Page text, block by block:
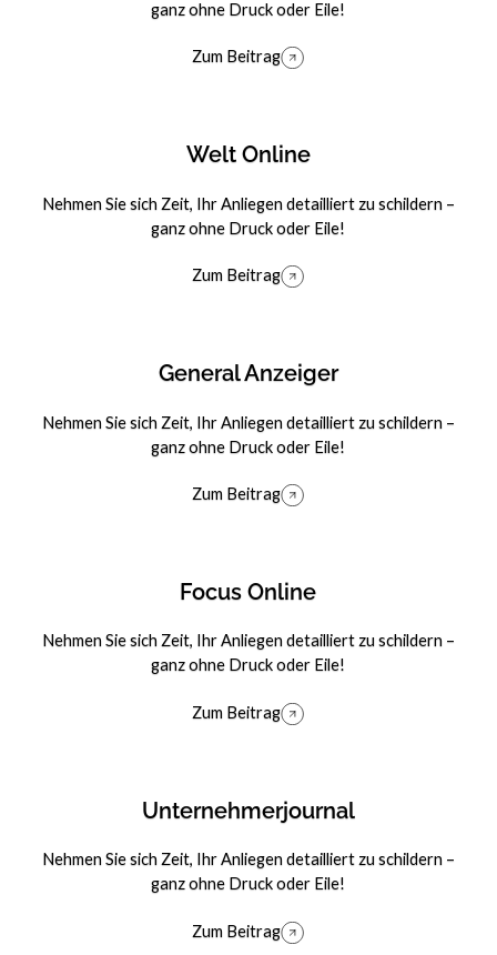
ganz ohne Druck oder Eile!
Zum Beitrag
Welt Online
Nehmen Sie sich Zeit, Ihr Anliegen detailliert zu schildern –
ganz ohne Druck oder Eile!
Zum Beitrag
General Anzeiger
Nehmen Sie sich Zeit, Ihr Anliegen detailliert zu schildern –
ganz ohne Druck oder Eile!
Zum Beitrag
Focus Online
Nehmen Sie sich Zeit, Ihr Anliegen detailliert zu schildern –
ganz ohne Druck oder Eile!
Zum Beitrag
Unternehmerjournal
Nehmen Sie sich Zeit, Ihr Anliegen detailliert zu schildern –
ganz ohne Druck oder Eile!
Zum Beitrag